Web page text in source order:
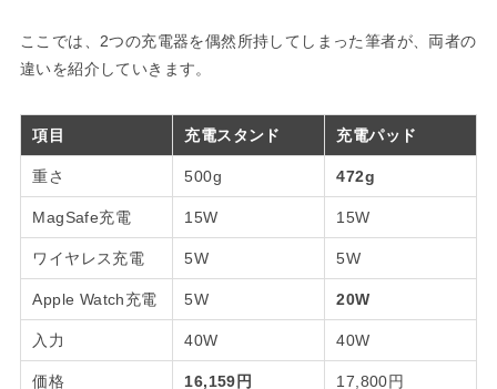
ここでは、2つの充電器を偶然所持してしまった筆者が、両者の
違いを紹介していきます。
項目 充電スタンド 充電パッド
重さ 500g 472g
MagSafe充電 15W 15W
ワイヤレス充電 5W 5W
Apple Watch充電 5W 20W
入力 40W 40W
価格 16,159円 17,800円